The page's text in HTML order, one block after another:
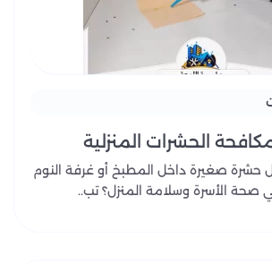
الحشرات المنزلية
حشرة صغيرة داخل المطبخ أو غرفة النوم
صحة الأسرة وسلامة المنزل؟ تب..